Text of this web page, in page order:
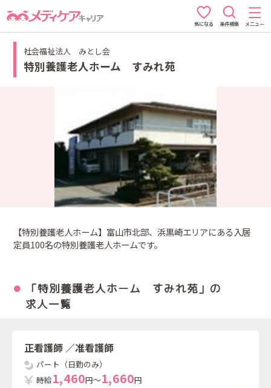
気になる 条件検索 メニュー
社会福祉法人 みとし会
特別養護老人ホーム すみれ苑
【特別養護老人ホーム】富山市北部、浜黒崎エリアにある入居
定員100名の特別養護老人ホームです。
「特別養護老人ホーム すみれ苑」の
求人一覧
正看護師 ／准看護師
パート（日勤のみ）
時給1,460円～1,660円